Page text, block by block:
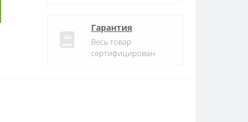
Гарантия
Весь товар
сертифицирован